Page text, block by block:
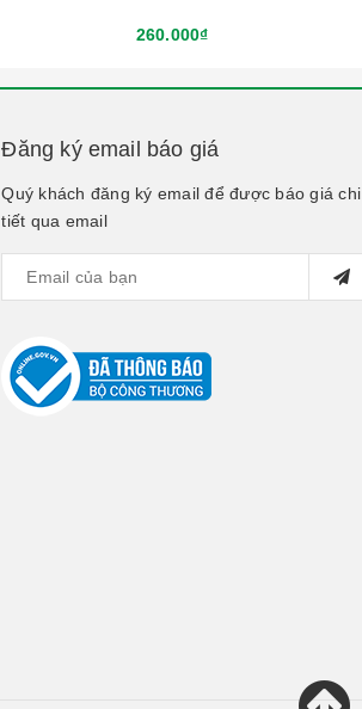
260.000₫
Đăng ký email báo giá
Quý khách đăng ký email để được báo giá chi
tiết qua email